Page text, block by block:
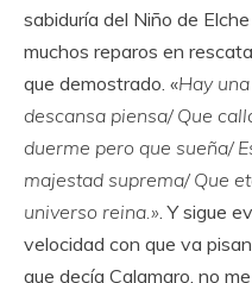
sabiduría del Niño de
muchos reparos en
que demostrado. «Hay
descansa piensa/ Que
duerme pero que sueña/
majestad suprema/ Que
universo reina.» . Y sigue
velocidad con que va
que decía Calamaro, no